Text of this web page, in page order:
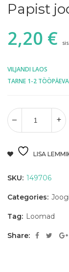
Papist
2,20 €
VILJANDI LAOS
TARNE 1-2 TÖÖPÄEVA
LISA
SKU: 149706
Categories:
Tag: Loomad
Share: